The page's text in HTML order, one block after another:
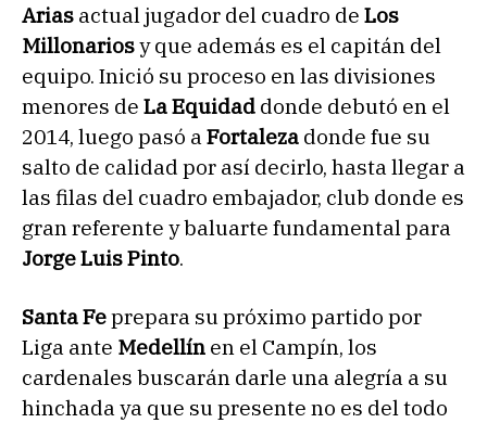
Arias actual jugador del cuadro de Los
Millonariosy que además es el capitán del
equipo. Inició su proceso en las divisiones
menores de La Equidad donde debutó en el
2014, luego pasó a Fortaleza donde fue su
salto de calidad por así decirlo, hasta llegar a
las filas del cuadro embajador, club donde es
gran referente y baluarte fundamental para
Jorge Luis Pinto.
Santa Feprepara su próximo partido por
Liga ante Medellín en el Campín, los
cardenales buscarán darle una alegría a su
hinchada ya que su presente no es del todo